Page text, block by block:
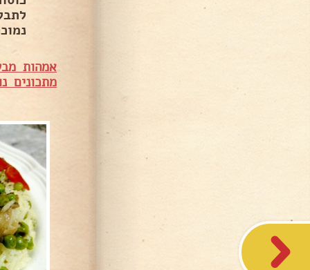
אמהות
מתכונים